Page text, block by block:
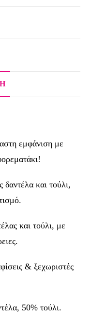
εμφάνιση με
και τούλι,
και τούλι, με
& ξεχωριστές
50% τούλι.